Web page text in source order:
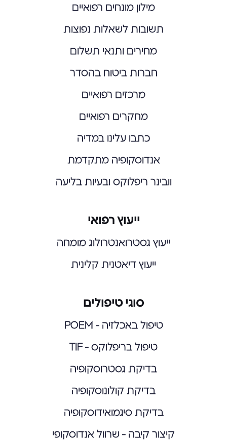
מילון מונחים רפואיים
תשובות לשאלות נפוצות
מחירים ותנאי תשלום
חברות ביטוח בהסדר
מרכזים רפואיים
מחקרים רפואיים
כתבו עלינו במדיה
אנדוסקופיה מתקדמת
וובינר ריפלוקס ובעיות בליעה
ייעוץ רפואי
ייעוץ גסטרואנטרולוג מומחה
ייעוץ דיאטנית קלינית
סוגי טיפולים
טיפול באכלזיה - POEM
טיפול בריפלוקס - TIF
בדיקת גסטרוסקופיה
בדיקת קולונוסקופיה
בדיקת סיגמואידוסקופיה
קיצור קיבה - שרוול אנדוסקופי